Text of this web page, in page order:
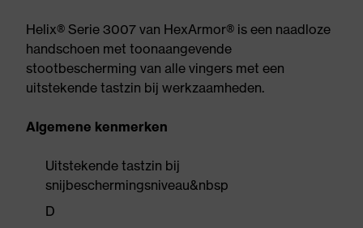
Helix® Serie 3007 van HexArmor® is een naadloze
handschoen met toonaangevende
stootbescherming van alle vingers met een
uitstekende tastzin bij werkzaamheden.
Algemene kenmerken
Uitstekende tastzin bij
snijbeschermingsniveau&nbsp
D